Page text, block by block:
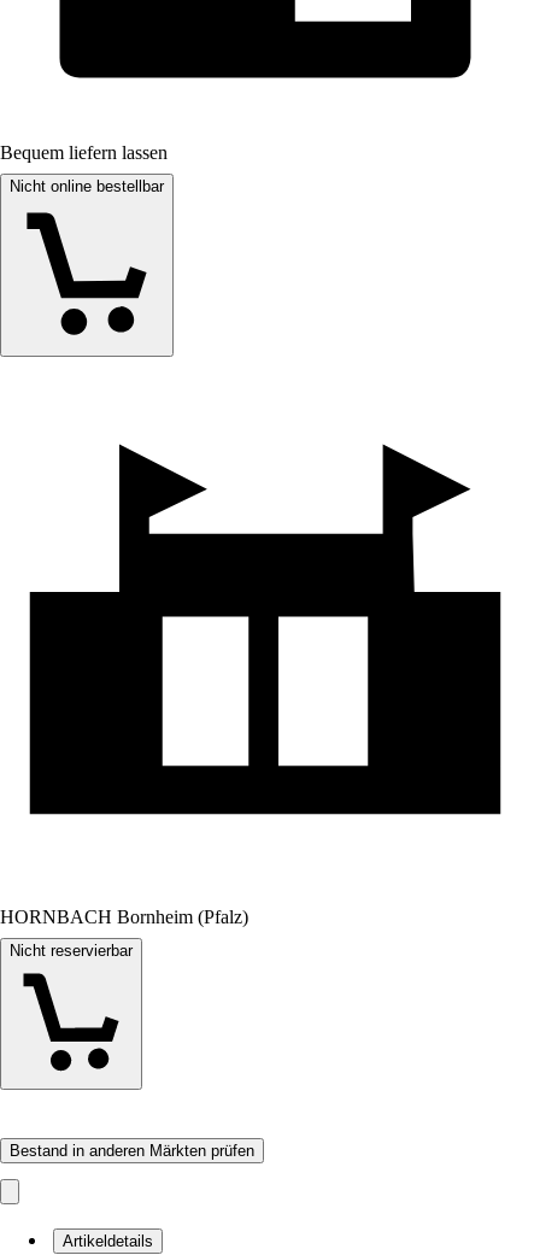
Bequem liefern lassen
Nicht online bestellbar
HORNBACH Bornheim (Pfalz)
Nicht reservierbar
Bestand in anderen Märkten prüfen
Artikeldetails